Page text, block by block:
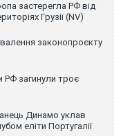
застерегла РФ від
Грузії (NV)
законопроєкту
РФ загинули троє
Динамо уклав
еліти Португалії